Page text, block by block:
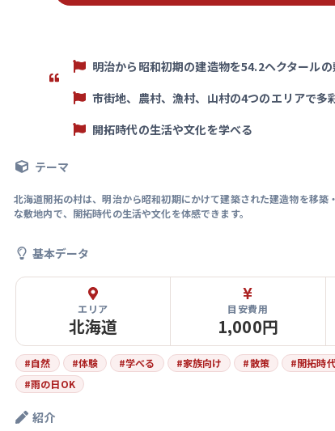
明治から昭和初期の建造物を54.2ヘクタール
市街地、農村、漁村、山村の4つのエリアで多
開拓時代の生活や文化を学べる
テーマ
北海道開拓の村は、明治から昭和初期にかけて建築された建造物を移築
な敷地内で、開拓時代の生活や文化を体感できます。
基本データ
エリア
北海道
目安費用
1,000円
#自然 #体験 #学べる #家族向け #散策 #開拓時
#雨の日OK
紹介